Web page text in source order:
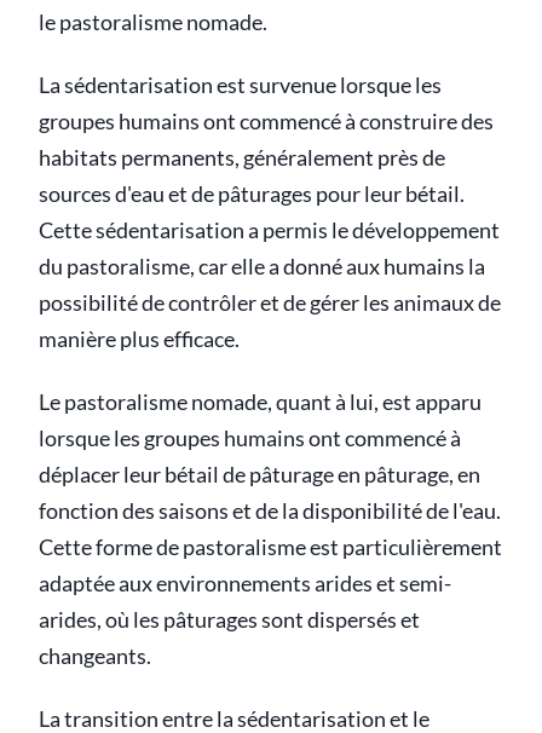
le pastoralisme nomade.
La sédentarisation est survenue lorsque les
groupes humains ont commencé à construire des
habitats permanents, généralement près de
sources d'eau et de pâturages pour leur bétail.
Cette sédentarisation a permis le développement
du pastoralisme, car elle a donné aux humains la
possibilité de contrôler et de gérer les animaux de
manière plus efficace.
Le pastoralisme nomade, quant à lui, est apparu
lorsque les groupes humains ont commencé à
déplacer leur bétail de pâturage en pâturage, en
fonction des saisons et de la disponibilité de l'eau.
Cette forme de pastoralisme est particulièrement
adaptée aux environnements arides et semi-
arides, où les pâturages sont dispersés et
changeants.
La transition entre la sédentarisation et le